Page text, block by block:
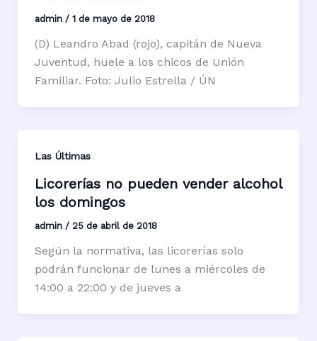
admin / 1 de mayo de 2018
(D) Leandro Abad (rojo), capitán de Nueva
Juventud, huele a los chicos de Unión
Familiar. Foto: Julio Estrella / ÚN
Las Últimas
Licorerías no pueden vender alcohol
los domingos
admin / 25 de abril de 2018
Según la normativa, las licorerías solo
podrán funcionar de lunes a miércoles de
14:00 a 22:00 y de jueves a